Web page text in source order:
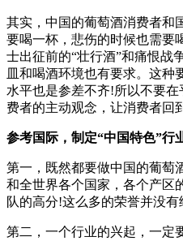
其实，中国的葡萄酒消费者和
要喝一杯，悲伤的时候也需要
士出征前的“壮行酒”和痛恨战
皿和喝酒环境也有要求。这种
水平也是参差不齐!所以不要
费者的主动观念，让消费者回
参考国际，制定“中国特色”行
第一，既然都要做中国的葡萄
和全世界各个国家，各个产区
队的高分!这么多的荣誉并没
第二，一个行业的兴起，一定